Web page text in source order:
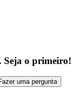
Seja o primeiro!
uma pergunta